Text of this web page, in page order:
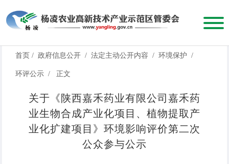
首页 / 政府信息公开 / 法定主动公开内容 / 环境保护 /
环评公示 / 正文
关于《陕西嘉禾药业有限公司嘉禾药
业生物合成产业化项目、植物提取产
业化扩建项目》环境影响评价第二次
公众参与公示